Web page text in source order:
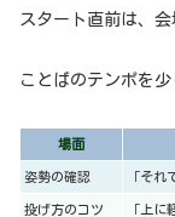
スタート直前は、
ことばのテンポを
場面
姿勢の確認 「それ
投げ方のコツ 「上に